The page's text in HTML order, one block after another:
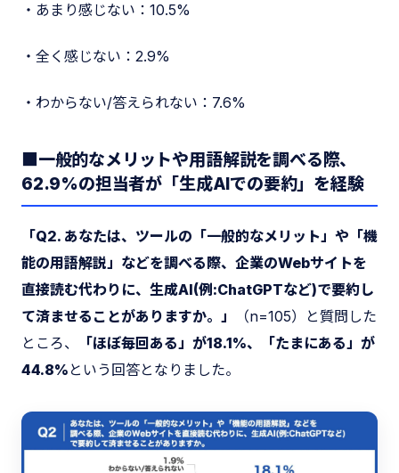
・あまり感じない：10.5%
・全く感じない：2.9%
・わからない/答えられない：7.6%
■一般的なメリットや用語解説を調べる際、
62.9%の担当者が「生成AIでの要約」を経験
「Q2. あなたは、ツールの「一般的なメリット」や「機
能の用語解説」などを調べる際、企業のWebサイトを
直接読む代わりに、生成AI(例:ChatGPTなど)で要約し
て済ませることがありますか。」
（n=105）と質問した
ところ、
「ほぼ毎回ある」が18.1%、「たまにある」が
44.8% という回答となりました。